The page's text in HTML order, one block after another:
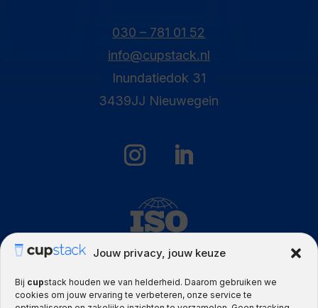
Jouw privacy, jouw keuze
Bij cupstack houden we van helderheid. Daarom gebruiken we
cookies om jouw ervaring te verbeteren, onze service te
030 – 781 01 52
info@cupstack.nl
Inundatiedok 31
3439JJ Nieuwegein